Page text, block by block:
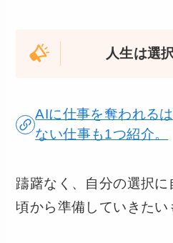
人生は選
AIに仕事を奪われる
ない仕事も1つ紹介。
躊躇なく、自分の選択に
頃から準備していきたい